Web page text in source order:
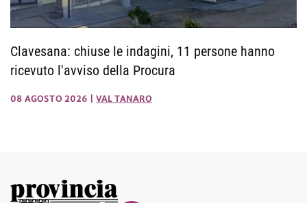
Clavesana: chiuse le indagini, 11 persone hanno
ricevuto l'avviso della Procura
08 AGOSTO 2026 VAL TANARO